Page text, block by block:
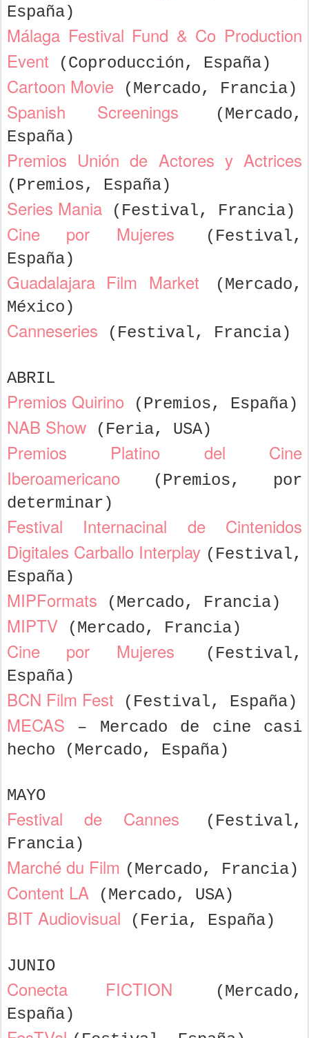
España)
Málaga Festival Fund & Co Production
Event (Coproducción, España)
Cartoon Movie (Mercado, Francia)
Spanish Screenings (Mercado,
España)
Premios Unión de Actores y Actrices
(Premios, España)
Series Mania (Festival, Francia)
Cine por Mujeres (Festival,
España)
Guadalajara Film Market (Mercado,
México)
Canneseries (Festival, Francia)
ABRIL
Premios Quirino (Premios, España)
NAB Show (Feria, USA)
Premios Platino del Cine
Iberoamericano (Premios, por
determinar)
Festival Internacinal de Cintenidos
Digitales Carballo Interplay (Festival,
España)
MIPFormats (Mercado, Francia)
MIPTV (Mercado, Francia)
Cine por Mujeres (Festival,
España)
BCN Film Fest (Festival, España)
MECAS – Mercado de cine casi
hecho (Mercado, España)
MAYO
Festival de Cannes (Festival,
Francia)
Marché du Film (Mercado, Francia)
Content LA (Mercado, USA)
BIT Audiovisual (Feria, España)
JUNIO
Conecta FICTION (Mercado,
España)